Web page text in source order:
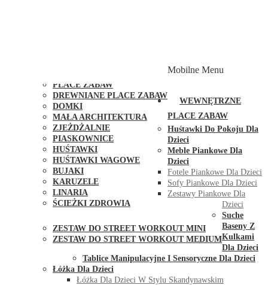
PLACE ZABAW
DREWNIANE PLACE ZABAW
DOMKI
MAŁA ARCHITEKTURA
ZJEŻDŻALNIE
PIASKOWNICE
HUŚTAWKI
HUŚTAWKI WAGOWE
BUJAKI
KARUZELE
LINARIA
ŚCIEŻKI ZDROWIA
ZESTAW DO STREET WORKOUT MINI
ZESTAW DO STREET WORKOUT MEDIUM
Mobilne Menu
WEWNĘTRZNE
PLACE ZABAW
Huśtawki Do Pokoju Dla
Dzieci
Meble Piankowe Dla
Dzieci
Fotele Piankowe Dla Dzieci
Sofy Piankowe Dla Dzieci
Zestawy Piankowe Dla
Dzieci
Suche
Baseny Z
Kulkami
Dla Dzieci
Tablice Manipulacyjne I Sensoryczne Dla Dzieci
Łóżka Dla Dzieci
Łóżka Dla Dzieci W Stylu Skandynawskim